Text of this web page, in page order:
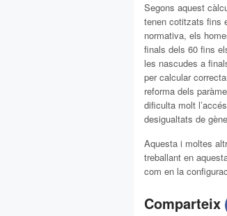
Segons aquest
tenen cotitzats fins
normativa, els
finals dels 60 fins
les nascudes a
per calcular
reforma dels
dificulta molt
desigualtats de
Aquesta i moltes
treballant en
com en la
Comparteix